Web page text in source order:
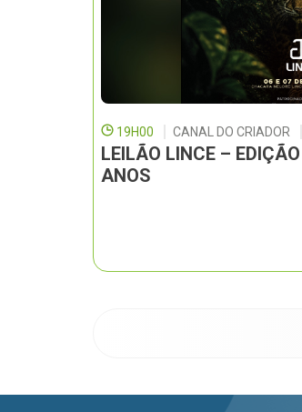
19H00 CANAL DO CRIADOR
LEILÃO LINCE –
ANOS